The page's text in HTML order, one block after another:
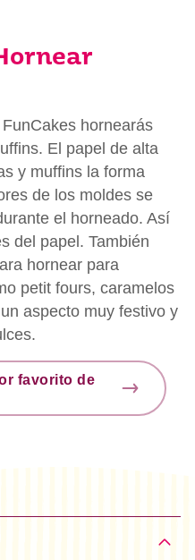
hornearás
El papel de alta
y muffins la forma
de los moldes se
el horneado. Así
del papel. También
hornear para
petit fours, caramelos
aspecto muy festivo y
favorito de